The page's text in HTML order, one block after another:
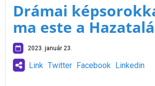
Drámai
ma este a
2023. január 23.
Link Twitter Facebook Linkedin